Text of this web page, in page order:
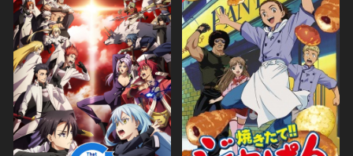
เมะ
Sword
Art
Online:
Alicization
–
War
เมะ
100-
man
no
Inochi
no
Ue